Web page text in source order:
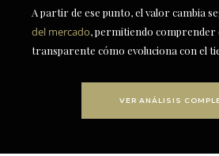
A partir de ese punto, el valor cambia
del mercado, permitiendo comprender
transparente cómo evoluciona con el
VER ANÁLISIS